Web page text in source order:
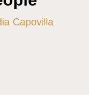
Capovilla